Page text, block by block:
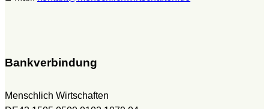
Bankverbindung
Menschlich Wirtschaften